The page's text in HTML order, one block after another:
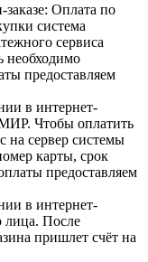
Оплата по
система
сервиса
необходимо
предоставляем
в интернет-
Чтобы оплатить
на сервер системы
карты, срок
предоставляем
в интернет-
лица. После
пришлет счёт на